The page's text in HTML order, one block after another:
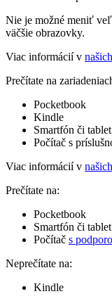
Nie je možné meniť
väčšie obrazovky.
Viac informácií v
Prečítate na
Pocketbook
Kindle
Smartfón či
Počítač s
Viac informácií v
Prečítate na:
Pocketbook
Smartfón či tablet
Počítač s
Neprečítate na:
Kindle